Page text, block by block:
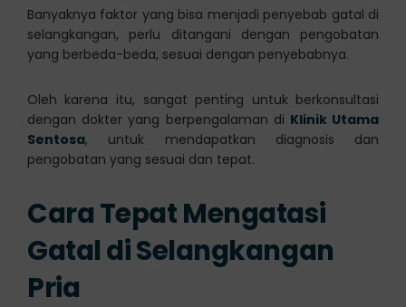
Banyaknya faktor yang bisa menjadi penyebab gatal di
selangkangan, perlu ditangani dengan pengobatan
yang berbeda-beda, sesuai dengan penyebabnya.
Oleh karena itu, sangat penting untuk berkonsultasi
dengan dokter yang berpengalaman di Klinik Utama
Sentosa, untuk mendapatkan diagnosis dan
pengobatan yang sesuai dan tepat.
Cara Tepat Mengatasi
Gatal di Selangkangan
Pria